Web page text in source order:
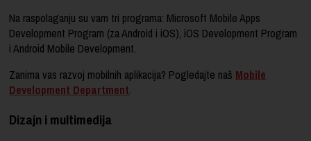
Na raspolaganju su vam tri programa: Microsoft Mobile Apps
Development Program (za Android i iOS), iOS Development Program
i Android Mobile Development.
Zanima vas razvoj mobilnih aplikacija? Pogledajte naš Mobile
Development Department.
Dizajn i multimedija